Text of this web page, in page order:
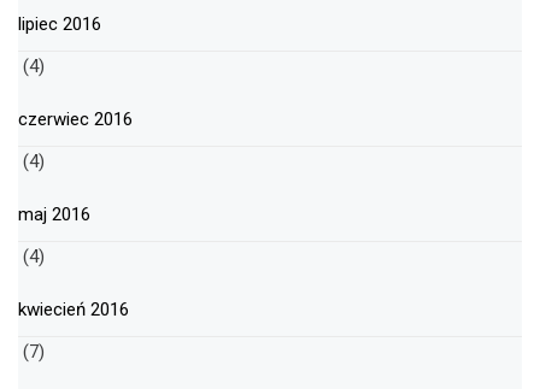
lipiec 2016
(4)
czerwiec 2016
(4)
maj 2016
(4)
kwiecień 2016
(7)